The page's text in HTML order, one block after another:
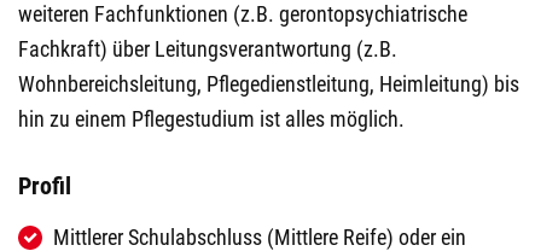
weiteren Fachfunktionen (z.B. gerontopsychiatrische
Fachkraft) über Leitungsverantwortung (z.B.
Wohnbereichsleitung, Pflegedienstleitung, Heimleitung) bis
hin zu einem Pflegestudium ist alles möglich.
Profil
Mittlerer Schulabschluss (Mittlere Reife) oder ein